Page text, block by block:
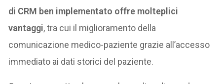
di CRM ben implementato offre molteplici
vantaggi, tra cui il miglioramento della
comunicazione medico-paziente grazie all’accesso
immediato ai dati storici del paziente.